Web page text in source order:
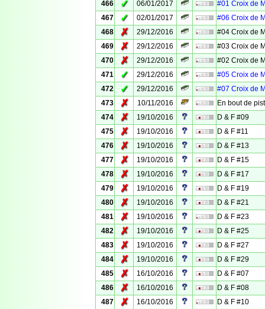
466
✓ 06/01/2017
#01 Croix de
467
✓ 02/01/2017
#06 Croix de
468
✗ 29/12/2016
#04 Croix de
469
✗ 29/12/2016
#03 Croix de
470
✗ 29/12/2016
#02 Croix de
471
✓ 29/12/2016
#05 Croix de
472
✓ 29/12/2016
#07 Croix de
473
✗ 10/11/2016
En bout de
474
✗ 19/10/2016
D & F #09
475
✗ 19/10/2016
D & F #11
476
✗ 19/10/2016
D & F #13
477
✗ 19/10/2016
D & F #15
478
✗ 19/10/2016
D & F #17
479
✗ 19/10/2016
D & F #19
480
✗ 19/10/2016
D & F #21
481
✗ 19/10/2016
D & F #23
482
✗ 19/10/2016
D & F #25
483
✗ 19/10/2016
D & F #27
484
✗ 19/10/2016
D & F #29
485
✗ 16/10/2016
D & F #07
486
✗ 16/10/2016
D & F #08
487
✗ 16/10/2016
D & F #10